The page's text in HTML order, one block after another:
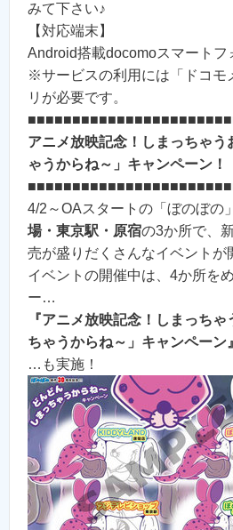
みて下さい♪
【対応端末】
Android搭載docomoスマートフ
※サービスの利用には「ドコモ
リが必要です。
アニメ放映記念！しまっちゃう
ゃうからね～」キャンペーン！
4/2～OAスタートの「ぼのぼの
場・東京駅・原宿の3か所で、
売が盛りだくさんなイベントが
イベントの開催中は、4か所を
ー…
『アニメ放映記念！しまっち
ちゃうからね～」キャンペーン』
…も実施！